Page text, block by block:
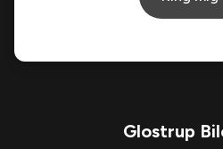
StartspærreGlostrup